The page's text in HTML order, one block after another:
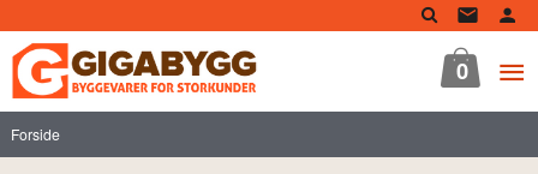
til
innholdet
0
Forside